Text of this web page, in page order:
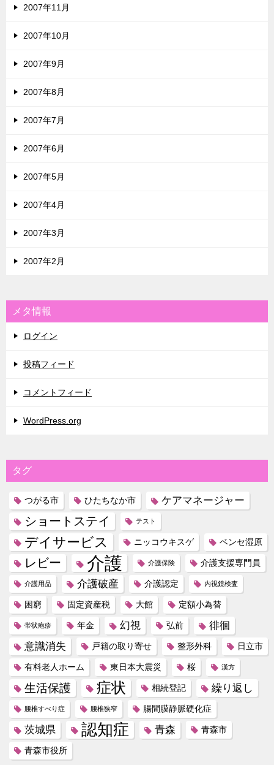
2007年11月
2007年10月
2007年9月
2007年8月
2007年7月
2007年6月
2007年5月
2007年4月
2007年3月
2007年2月
メタ情報
ログイン
投稿フィード
コメントフィード
WordPress.org
タグ
つがる市 ひたちなか市 ケアマネージャー
ショートステイ テスト
デイサービス ニッコウキスゲ ベンセ湿原
レビー 介護 介護保険 介護支援専門員
介護用品 介護破産 介護認定 内視鏡検査
困窮 固定資産税 大館 定額小為替
帯状疱疹 年金 幻視 弘前
徘徊
意識消失
戸籍の取り寄せ 整形外科 日立市
有料老人ホーム 東日本大震災 桜 漢方
生活保護 症状 相続登記 繰り返し
腰椎すべり症 腰椎狭窄 腸間膜静脈硬化症
茨城県 認知症 青森 青森市
青森市役所